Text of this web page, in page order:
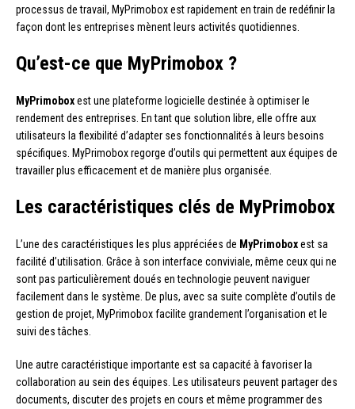
processus de travail, MyPrimobox est rapidement en train de redéfinir la
façon dont les entreprises mènent leurs activités quotidiennes.
Qu’est-ce que MyPrimobox ?
MyPrimoboxest une plateforme logicielle destinée à optimiser le
rendement des entreprises. En tant que solution libre, elle offre aux
utilisateurs la flexibilité d’adapter ses fonctionnalités à leurs besoins
spécifiques. MyPrimobox regorge d’outils qui permettent aux équipes de
travailler plus efficacement et de manière plus organisée.
Les caractéristiques clés de MyPrimobox
L’une des caractéristiques les plus appréciées de MyPrimoboxest sa
facilité d’utilisation. Grâce à son interface conviviale, même ceux qui ne
sont pas particulièrement doués en technologie peuvent naviguer
facilement dans le système. De plus, avec sa suite complète d’outils de
gestion de projet, MyPrimobox facilite grandement l’organisation et le
suivi des tâches.
Une autre caractéristique importante est sa capacité à favoriser la
collaboration au sein des équipes. Les utilisateurs peuvent partager des
documents, discuter des projets en cours et même programmer des